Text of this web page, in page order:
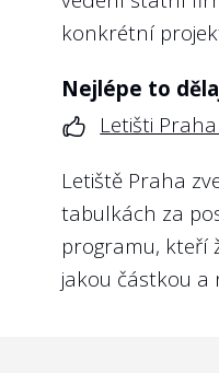
kontrolních
zvýšeny i jejich
kontrolním
nepovažujeme
nejlepšími
adekvátní
odpovědí na
nezřídka setkali
konkrétní
Nejlépe to
Letišti Praha
Letiště Praha
tabulkách za
programu, kteří
jakou částkou a